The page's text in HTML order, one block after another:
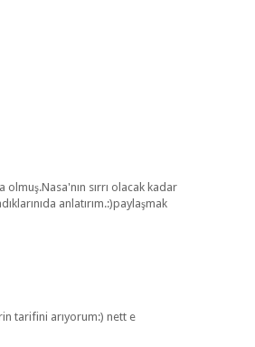
sırrı olacak kadar
anlatırım.:)paylaşmak
tarifini arıyorum:) nett e